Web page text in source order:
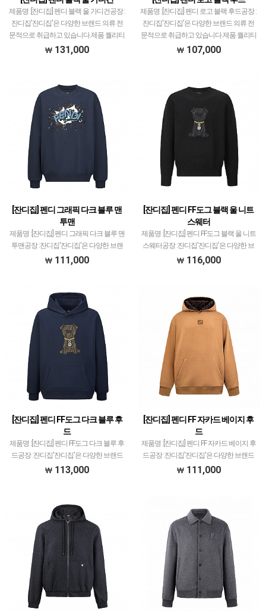
제품명 :[잔디집] 펜디 블랙 울 가디건공장 :
잔디집'잔디집'은 다양한 브랜드 의류 전
문적으로 취급하고 있습니다.제품 퀄리티
는 대부분 1티어급으로 개체차이 최소화
131,000
제품명 :[잔디집] 펜디 로고 블랙 후드공장 :
잔디집'잔디집'은 다양한 브랜드 의류 전
문적으로 취급하고 있습니다.제품 퀄리티
는 대부분 1티어급으로 개체차이 최소화
107,000
[잔디집] 펜디 그래픽 다크 블루 맨
투맨
제품명 :[잔디집] 펜디 그래픽 다크 블루 맨
투맨공장 :잔디집'잔디집'은 다양한 브랜
드 의류 전문적으로 취급하고 있습니다.제
초과하지 않았고…
111,000
[잔디집] 펜디 FF도그 블랙 울 니트
스웨터
제품명 :[잔디집] 펜디 FF도그 블랙 울 니트
스웨터공장 :잔디집'잔디집'은 다양한 브
랜드 의류 전문적으로 취급하고 있습니다.
116,000
[잔디집] 펜디 FF도그 다크 블루 후
드
제품명 :[잔디집] 펜디 FF도그 다크 블루 후
드공장 :잔디집'잔디집'은 다양한 브랜드
의류 전문적으로 취급하고 있습니다.제품
하지 않았고…
113,000
[잔디집] 펜디 FF 자카드 베이지 후
드
제품명 :[잔디집] 펜디 FF 자카드 베이지 후
드공장 :잔디집'잔디집'은 다양한 브랜드
의류 전문적으로 취급하고 있습니다.제품
111,000